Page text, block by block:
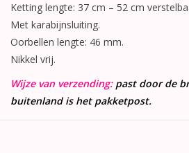
Ketting lengte: 37 cm – 52 cm
Met karabijnsluiting.
Oorbellen lengte: 46 mm.
Nikkel vrij.
Wijze van verzending: past door de
buitenland is het pakketpost.